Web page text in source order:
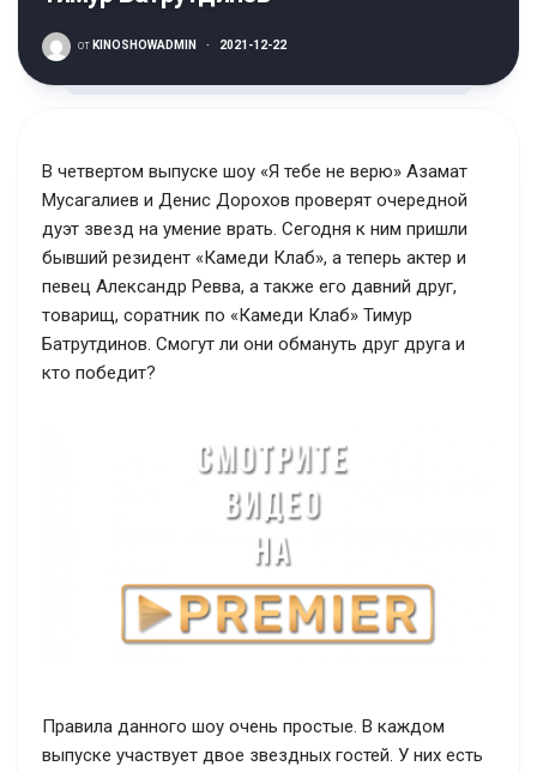
от KINOSHOWADMIN · 2021-12-22
В четвертом выпуске шоу «Я тебе не верю» Азамат
Мусагалиев и Денис Дорохов проверят очередной
дуэт звезд на умение врать. Сегодня к ним пришли
бывший резидент «Камеди Клаб», а теперь актер и
певец Александр Ревва, а также его давний друг,
товарищ, соратник по «Камеди Клаб» Тимур
Батрутдинов. Смогут ли они обмануть друг друга и
кто победит?
Правила данного шоу очень простые. В каждом
выпуске участвует двое звездных гостей. У них есть